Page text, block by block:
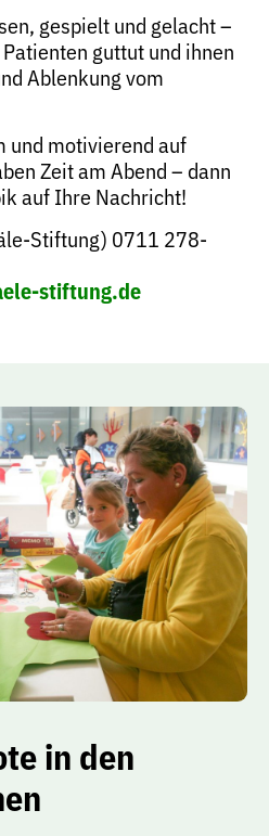
gespielt und gelacht –
guttut und ihnen
Ablenkung vom
und motivierend auf
Zeit am Abend – dann
auf Ihre Nachricht!
Stiftung) 0711 278-
stiftung.de
in den